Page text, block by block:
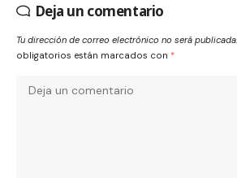
Deja un comentario
Tu dirección de correo electrónico no será publicada.
obligatorios están marcados con *